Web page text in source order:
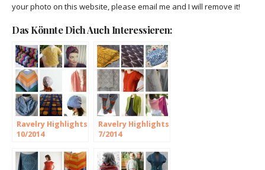
your photo on this website, please email me and I will remove it!
Das Könnte Dich Auch Interessieren:
Ravelry Highlights
10/2014
Ravelry Highlights
7/2014